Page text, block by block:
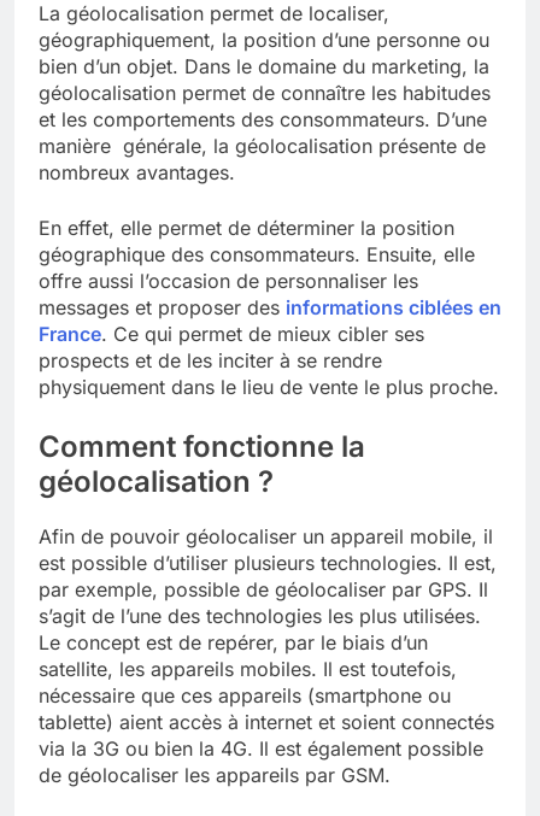
La géolocalisation permet de localiser,
géographiquement, la position d’une personne ou
bien d’un objet. Dans le domaine du marketing, la
géolocalisation permet de connaître les habitudes
et les comportements des consommateurs. D’une
manière générale, la géolocalisation présente de
nombreux avantages.
En effet, elle permet de déterminer la position
géographique des consommateurs. Ensuite, elle
offre aussi l’occasion de personnaliser les
messages et proposer des informations ciblées en
France. Ce qui permet de mieux cibler ses
prospects et de les inciter à se rendre
physiquement dans le lieu de vente le plus proche.
Comment fonctionne la
géolocalisation ?
Afin de pouvoir géolocaliser un appareil mobile, il
est possible d’utiliser plusieurs technologies. Il est,
par exemple, possible de géolocaliser par GPS. Il
s’agit de l’une des technologies les plus utilisées.
Le concept est de repérer, par le biais d’un
satellite, les appareils mobiles. Il est toutefois,
nécessaire que ces appareils (smartphone ou
tablette) aient accès à internet et soient connectés
via la 3G ou bien la 4G. Il est également possible
de géolocaliser les appareils par GSM.